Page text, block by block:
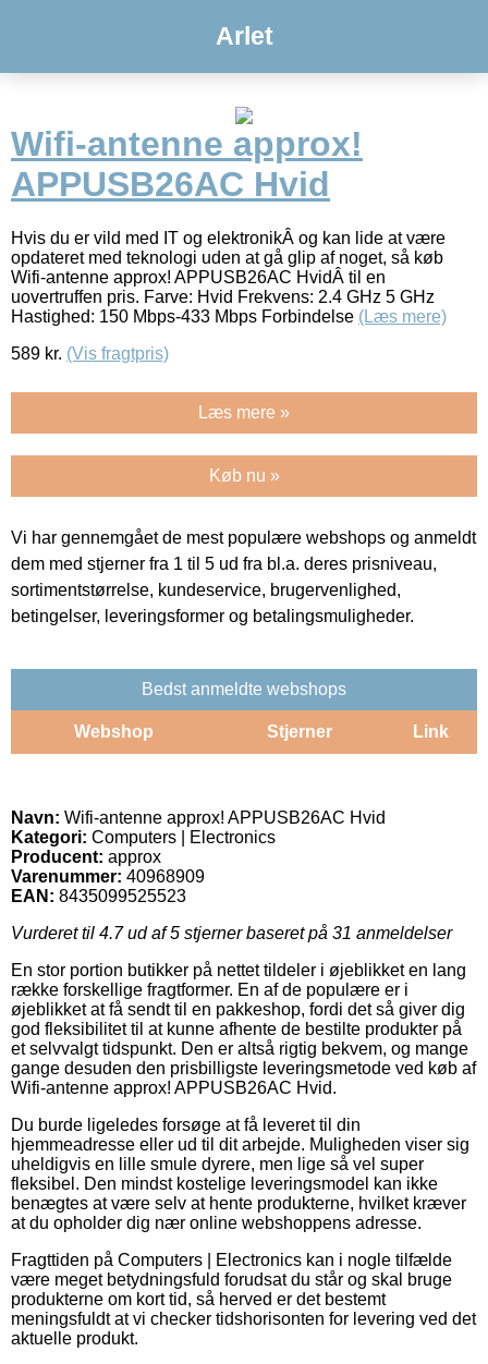
Arlet
Wifi-antenne approx!
APPUSB26AC Hvid
Hvis du er vild med IT og elektronikÂ og kan lide at være
opdateret med teknologi uden at gå glip af noget, så køb
Wifi-antenne approx! APPUSB26AC HvidÂ til en
uovertruffen pris. Farve: Hvid Frekvens: 2.4 GHz 5 GHz
Hastighed: 150 Mbps-433 Mbps Forbindelse (Læs mere)
589 kr. (Vis fragtpris)
Læs mere »
Køb nu »
Vi har gennemgået de mest populære webshops og anmeldt
dem med stjerner fra 1 til 5 ud fra bl.a. deres prisniveau,
sortimentstørrelse, kundeservice, brugervenlighed,
betingelser, leveringsformer og betalingsmuligheder.
Bedst anmeldte webshops
Webshop Stjerner Link
Navn: Wifi-antenne approx! APPUSB26AC Hvid
Kategori: Computers | Electronics
Producent: approx
Varenummer: 40968909
EAN: 8435099525523
Vurderet til 4.7ud af 5 stjerner baseret på 31 anmeldelser
En stor portion butikker på nettet tildeler i øjeblikket en lang
række forskellige fragtformer. En af de populære er i
øjeblikket at få sendt til en pakkeshop, fordi det så giver dig
god fleksibilitet til at kunne afhente de bestilte produkter på
et selvvalgt tidspunkt. Den er altså rigtig bekvem, og mange
gange desuden den prisbilligste leveringsmetode ved køb af
Wifi-antenne approx! APPUSB26AC Hvid.
Du burde ligeledes forsøge at få leveret til din
hjemmeadresse eller ud til dit arbejde. Muligheden viser sig
uheldigvis en lille smule dyrere, men lige så vel super
fleksibel. Den mindst kostelige leveringsmodel kan ikke
benægtes at være selv at hente produkterne, hvilket kræver
at du opholder dig nær online webshoppens adresse.
Fragttiden på Computers | Electronics kan i nogle tilfælde
være meget betydningsfuld forudsat du står og skal bruge
produkterne om kort tid, så herved er det bestemt
meningsfuldt at vi checker tidshorisonten for levering ved det
aktuelle produkt.